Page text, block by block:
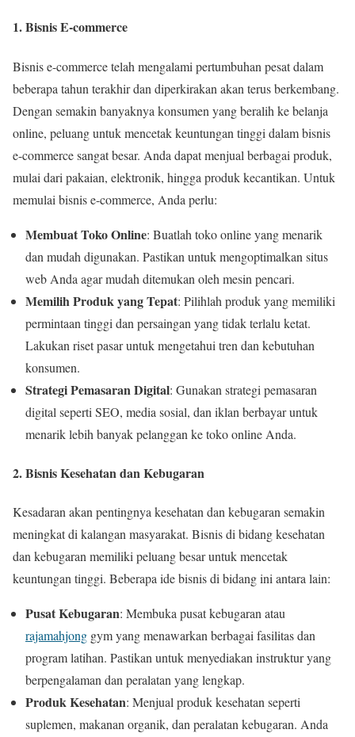
1. Bisnis E-commerce
Bisnis e-commerce telah mengalami pertumbuhan pesat dalam
beberapa tahun terakhir dan diperkirakan akan terus berkembang.
Dengan semakin banyaknya konsumen yang beralih ke belanja
online, peluang untuk mencetak keuntungan tinggi dalam bisnis
e-commerce sangat besar. Anda dapat menjual berbagai produk,
mulai dari pakaian, elektronik, hingga produk kecantikan. Untuk
memulai bisnis e-commerce, Anda perlu:
Membuat Toko Online: Buatlah toko online yang menarik
dan mudah digunakan. Pastikan untuk mengoptimalkan situs
web Anda agar mudah ditemukan oleh mesin pencari.
Memilih Produk yang Tepat: Pilihlah produk yang memiliki
permintaan tinggi dan persaingan yang tidak terlalu ketat.
Lakukan riset pasar untuk mengetahui tren dan kebutuhan
konsumen.
Strategi Pemasaran Digital: Gunakan strategi pemasaran
digital seperti SEO, media sosial, dan iklan berbayar untuk
menarik lebih banyak pelanggan ke toko online Anda.
2. Bisnis Kesehatan dan Kebugaran
Kesadaran akan pentingnya kesehatan dan kebugaran semakin
meningkat di kalangan masyarakat. Bisnis di bidang kesehatan
dan kebugaran memiliki peluang besar untuk mencetak
keuntungan tinggi. Beberapa ide bisnis di bidang ini antara lain:
Pusat Kebugaran: Membuka pusat kebugaran atau
rajamahjong gym yang menawarkan berbagai fasilitas dan
program latihan. Pastikan untuk menyediakan instruktur yang
berpengalaman dan peralatan yang lengkap.
Produk Kesehatan: Menjual produk kesehatan seperti
suplemen, makanan organik, dan peralatan kebugaran. Anda